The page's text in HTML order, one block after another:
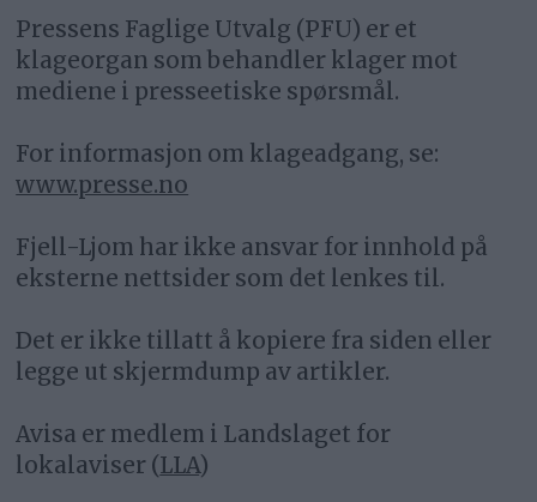
Pressens Faglige Utvalg (PFU) er et
klageorgan som behandler klager mot
mediene i presseetiske spørsmål.
For informasjon om klageadgang, se:
www.presse.no
Fjell-Ljom har ikke ansvar for innhold på
eksterne nettsider som det lenkes til.
Det er ikke tillatt å kopiere fra siden eller
legge ut skjermdump av artikler.
Avisa er medlem i Landslaget for
lokalaviser (LLA)